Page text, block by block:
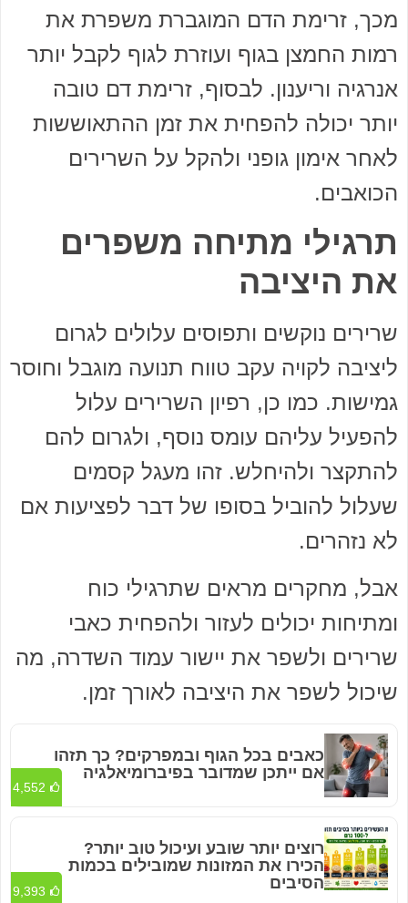
מכך, זרימת הדם המוגברת משפרת את
רמות החמצן בגוף ועוזרת לגוף לקבל יותר
אנרגיה וריענון. לבסוף, זרימת דם טובה
יותר יכולה להפחית את זמן ההתאוששות
לאחר אימון גופני ולהקל על השרירים
הכואבים.
תרגילי מתיחה משפרים
את היציבה
שרירים נוקשים ותפוסים עלולים לגרום
ליציבה לקויה עקב טווח תנועה מוגבל וחוסר
גמישות. כמו כן, רפיון השרירים עלול
להפעיל עליהם עומס נוסף, ולגרום להם
להתקצר ולהיחלש. זהו מעגל קסמים
שעלול להוביל בסופו של דבר לפציעות אם
לא נזהרים.
אבל, מחקרים מראים שתרגילי כוח
ומתיחות יכולים לעזור ולהפחית כאבי
שרירים ולשפר את יישור עמוד השדרה, מה
שיכול לשפר את היציבה לאורך זמן.
כאבים בכל הגוף ובמפרקים? כך תזהו
אם ייתכן שמדובר בפיברומיאלגיה
4,552
רוצים יותר שובע ועיכול טוב יותר?
הכירו את המזונות שמובילים בכמות
הסיבים
9,393